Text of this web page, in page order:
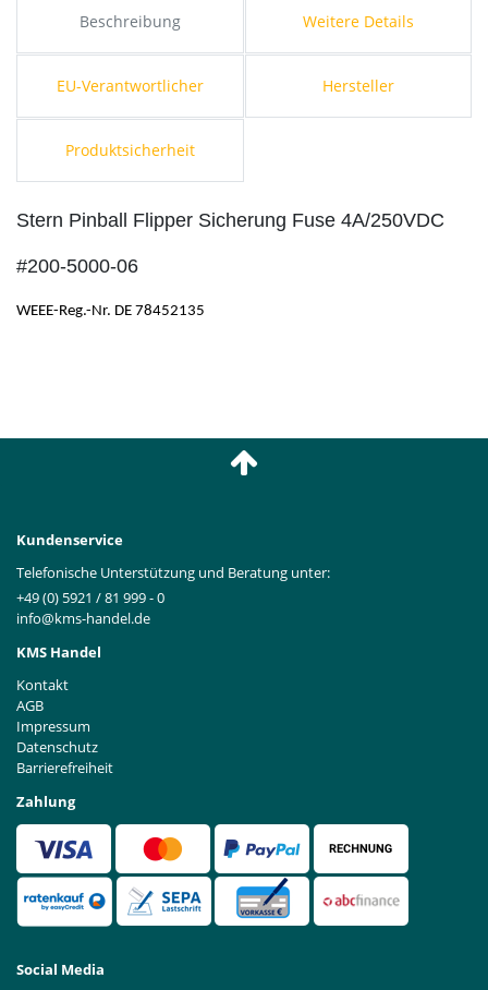
Beschreibung Weitere Details
EU-Verantwortlicher Hersteller
Produktsicherheit
Stern Pinball Flipper Sicherung Fuse 4A/250VDC
#200-5000-06
WEEE-Reg.-Nr. DE 78452135
Kundenservice
Telefonische Unterstützung und Beratung unter:
+49 (0) 5921 / 81 999 - 0
info@kms-handel.de
KMS Handel
Kontakt
AGB
Impressum
Datenschutz
Barrierefreiheit
Zahlung
Social Media